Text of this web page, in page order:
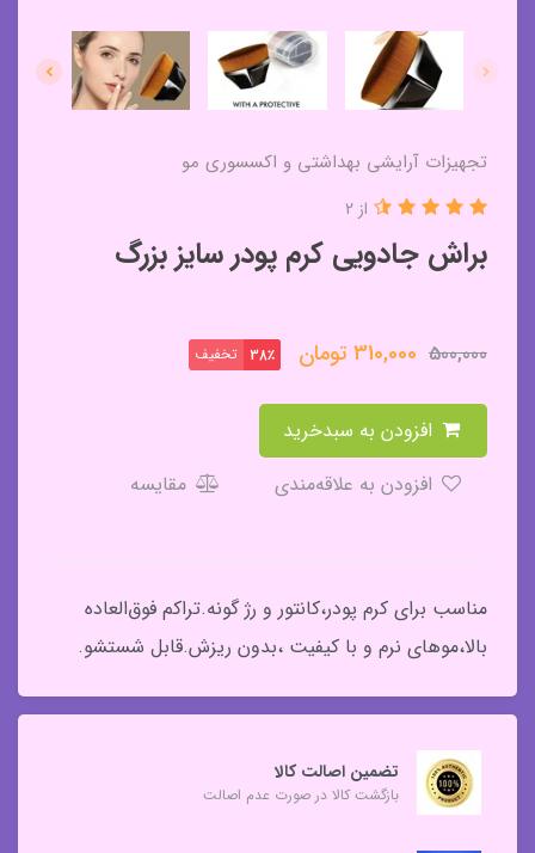
تجهیزات آرایشی بهداشتی و اکسسوری مو
براش جادویی کرم پودر سایز بزرگ
از 2
500,000
310,000تومان 38٪ تخفیف
مقایسه
مناسب برای کرم پودر،کانتور و رژ گونه.تراکم فوق‌العاده
بالا،موهای نرم و با کیفیت ،بدون ریزش.قابل شستشو.
تضمین اصالت کالا
بازگشت کالا در صورت عدم اصالت